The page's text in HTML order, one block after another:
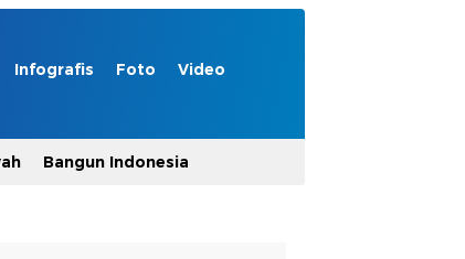
Infografis Foto Video
Bangun Indonesia